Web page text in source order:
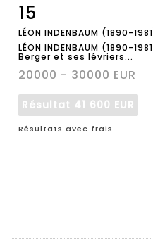
détaillée
15
LÉON INDENBAUM (1890-
LÉON INDENBAUM (1890-
Berger et ses lévriers...
20000 - 30000 EUR
Résultat 41 600 EUR
Résultats avec frais